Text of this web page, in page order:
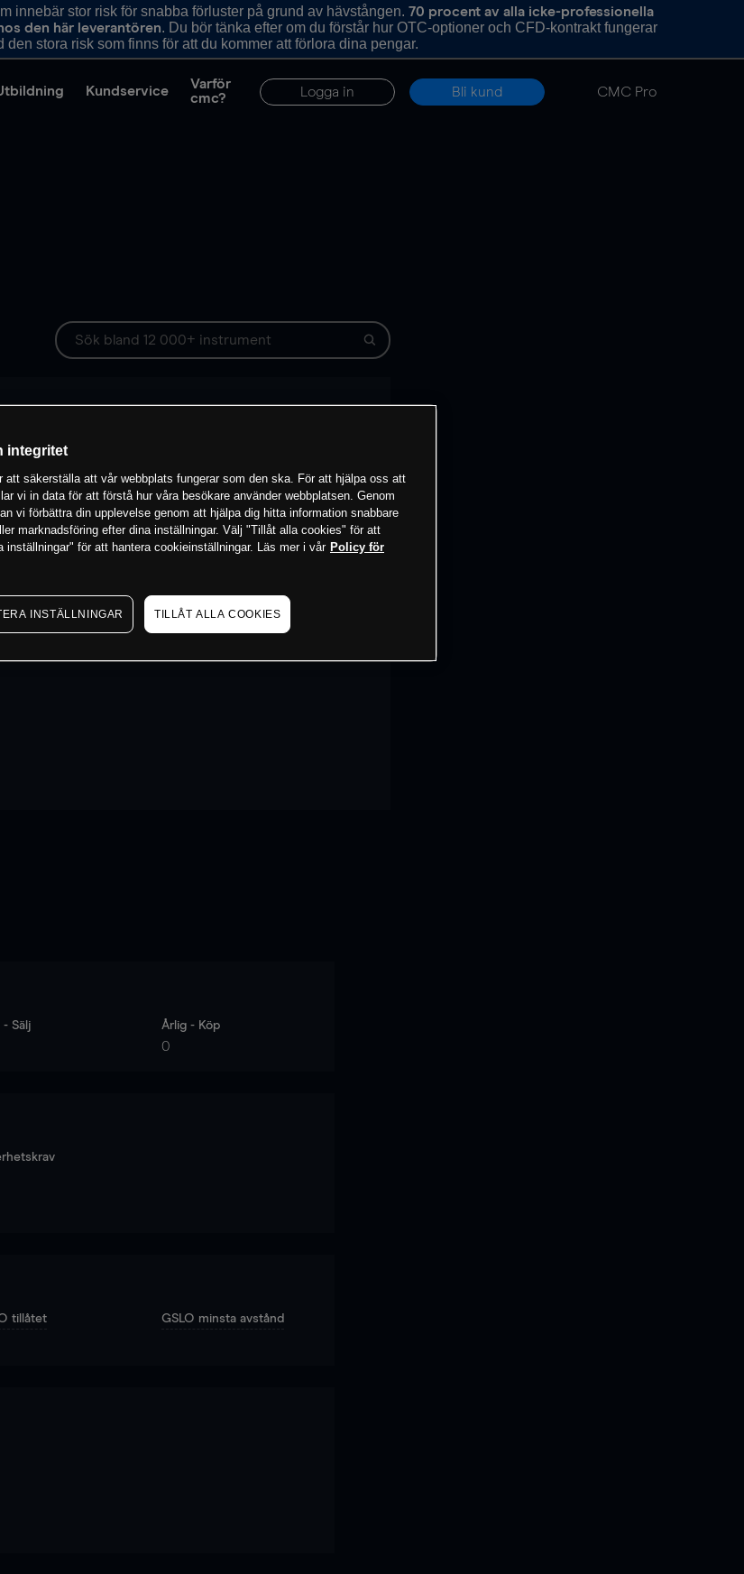
innebär stor risk för snabba förluster på grund av hävstången. 70 procent av alla icke-professionella
den här leverantören. Du bör tänka efter om du förstår hur OTC-optioner och CFD-kontrakt fungerar
den stora risk som finns för att du kommer att förlora dina pengar.
Kundservice
Varför
cmc?
Logga in Bli kund CMC Pro
- Sälj Årlig - Köp
0
tillåtet GSLO minsta avstånd
integritet
att säkerställa att vår webbplats fungerar som den ska. För att hjälpa oss att
vi in data för att förstå hur våra besökare använder webbplatsen. Genom
vi förbättra din upplevelse genom att hjälpa dig hitta information snabbare
marknadsföring efter dina inställningar. Välj "Tillåt alla cookies" för att
inställningar" för att hantera cookieinställningar. Läs mer i vår Policy för
INSTÄLLNINGAR TILLÅT ALLA COOKIES